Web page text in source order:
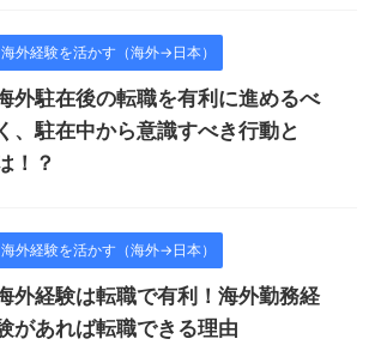
海外経験を活かす（海外→日本）
外駐在後の転職を有利に進めるべ
く、駐在中から意識すべき行動と
！？
海外経験を活かす（海外→日本）
外経験は転職で有利！海外勤務経
があれば転職できる理由